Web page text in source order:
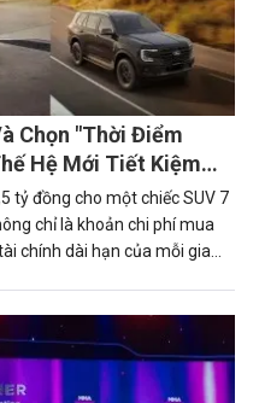
Chọn "Thời Điểm
Hệ Mới Tiết Kiệm
tỷ đồng cho một chiếc SUV 7
chỉ là khoản chi phí mua
chính dài hạn của mỗi gia
công nghệ, an toàn và sức